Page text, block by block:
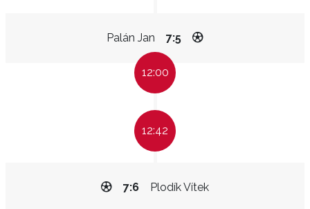
Palán Jan 7:5
12:00
12:42
Plodík Vítek
7:6